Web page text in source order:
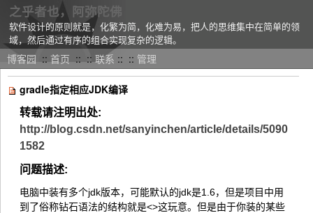
之乎者也，阿弥陀佛
软件设计的原则就是，化繁为简，化难为易，把人的思维集中在简单的领
域，然后通过有序的组合实现复杂的逻辑。
博客园 :: 首页 :: ::联系 :: :: 管理
gradle指定相应JDK编译
转载请注明出处:
http://blog.csdn.net/sanyinchen/article/details/5090
1582
问题描述:
电脑中装有多个jdk版本，可能默认的jdk是1.6，但是项目中用
到了俗称钻石语法的结构就是<>这玩意。但是由于你装的某些